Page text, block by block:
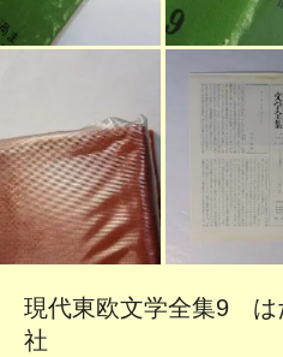
現代東欧文学全集9
社